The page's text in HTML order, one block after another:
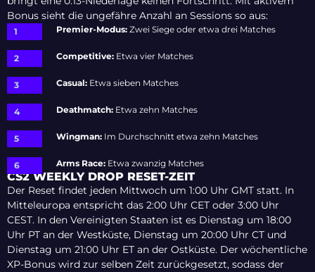
Bonus sieht die ungefähre Anzahl an Sessions so aus:
Premier-Modus: Zwei Siege oder etwa drei Matches
Competitive: Etwa vier Matches
Casual: Etwa sieben Matches
Deathmatch: Etwa zehn Matches
Wingman: Im Durchschnitt etwa zehn Matches
Arms Race: Etwa zwanzig Matches
CS2 WEEKLY DROP RESET-ZEIT
Der Reset findet jeden Mittwoch um 1:00 Uhr GMT statt. In
Mitteleuropa entspricht das 2:00 Uhr CET oder 3:00 Uhr
CEST. In den Vereinigten Staaten ist es Dienstag um 18:00
Uhr PT an der Westküste, Dienstag um 20:00 Uhr CT und
Dienstag um 21:00 Uhr ET an der Ostküste. Der wöchentliche
XP-Bonus wird zur selben Zeit zurückgesetzt, sodass der